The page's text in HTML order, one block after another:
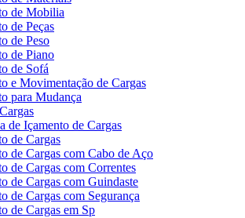
de Mobilia
de Peças
de Peso
de Piano
de Sofá
e Movimentação de Cargas
para Mudança
de Içamento de Cargas
de Cargas
de Cargas com Cabo de Aço
de Cargas com Correntes
de Cargas com Guindaste
de Cargas com Segurança
de Cargas em Sp